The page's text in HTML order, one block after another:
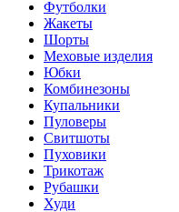
Футболки
Жакеты
Шорты
Меховые изделия
Юбки
Комбинезоны
Купальники
Пуловеры
Свитшоты
Пуховики
Трикотаж
Рубашки
Худи